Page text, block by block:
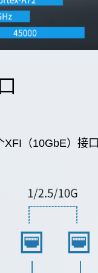
XFI（10GbE）接